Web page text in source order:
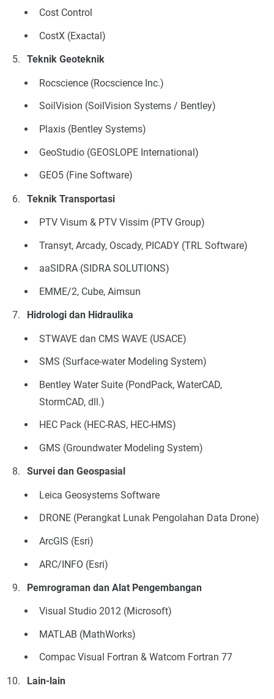
Cost Control
CostX (Exactal)
Teknik Geoteknik
Rocscience (Rocscience Inc.)
SoilVision (SoilVision Systems / Bentley)
Plaxis (Bentley Systems)
GeoStudio (GEOSLOPE International)
GEO5 (Fine Software)
Teknik Transportasi
PTV Visum & PTV Vissim (PTV Group)
Transyt, Arcady, Oscady, PICADY (TRL Software)
aaSIDRA (SIDRA SOLUTIONS)
EMME/2, Cube, Aimsun
Hidrologi dan Hidraulika
STWAVE dan CMS WAVE (USACE)
SMS (Surface-water Modeling System)
Bentley Water Suite (PondPack, WaterCAD,
StormCAD, dll.)
HEC Pack (HEC-RAS, HEC-HMS)
GMS (Groundwater Modeling System)
Survei dan Geospasial
Leica Geosystems Software
DRONE (Perangkat Lunak Pengolahan Data Drone)
ArcGIS (Esri)
ARC/INFO (Esri)
Pemrograman dan Alat Pengembangan
Visual Studio 2012 (Microsoft)
MATLAB (MathWorks)
Compac Visual Fortran & Watcom Fortran 77
Lain-lain